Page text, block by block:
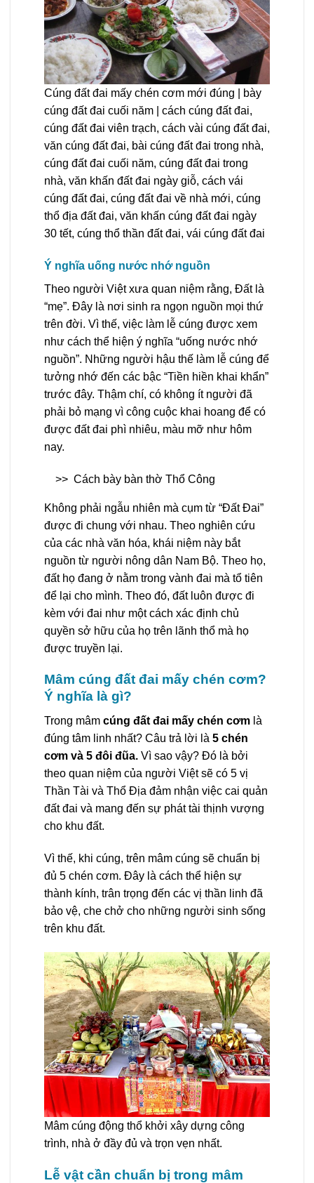
Cúng đất đai mấy chén cơm mới đúng | bày
cúng đất đai cuối năm | cách cúng đất đai,
cúng đất đai viên trạch, cách vài cúng đất đai,
văn cúng đất đai, bài cúng đất đai trong nhà,
cúng đất đai cuối năm, cúng đất đai trong
nhà, văn khấn đất đai ngày giỗ, cách vái
cúng đất đai, cúng đất đai về nhà mới, cúng
thổ địa đất đai, văn khấn cúng đất đai ngày
30 tết, cúng thổ thần đất đai, vái cúng đất đai
Ý nghĩa uống nước nhớ nguồn
Theo người Việt xưa quan niệm rằng, Đất là
“mẹ”. Đây là nơi sinh ra ngọn nguồn mọi thứ
trên đời. Vì thế, việc làm lễ cúng được xem
như cách thể hiện ý nghĩa “uống nước nhớ
nguồn”. Những người hậu thế làm lễ cúng để
tưởng nhớ đến các bậc “Tiền hiền khai khẩn”
trước đây. Thậm chí, có không ít người đã
phải bỏ mạng vì công cuộc khai hoang để có
được đất đai phì nhiêu, màu mỡ như hôm
nay.
>> Cách bày bàn thờ Thổ Công
Không phải ngẫu nhiên mà cụm từ “Đất Đai”
được đi chung với nhau. Theo nghiên cứu
của các nhà văn hóa, khái niệm này bắt
nguồn từ người nông dân Nam Bộ. Theo họ,
đất họ đang ở nằm trong vành đai mà tổ tiên
để lại cho mình. Theo đó, đất luôn được đi
kèm với đai như một cách xác định chủ
quyền sở hữu của họ trên lãnh thổ mà họ
được truyền lại.
Mâm cúng đất đai mấy chén cơm?
Ý nghĩa là gì?
Trong mâm cúng đất đai mấy chén cơm là
đúng tâm linh nhất? Câu trả lời là 5 chén
cơm và 5 đôi đũa. Vì sao vậy? Đó là bởi
theo quan niệm của người Việt sẽ có 5 vị
Thần Tài và Thổ Địa đảm nhận việc cai quản
đất đai và mang đến sự phát tài thịnh vượng
cho khu đất.
Vì thế, khi cúng, trên mâm cúng sẽ chuẩn bị
đủ 5 chén cơm. Đây là cách thể hiện sự
thành kính, trân trọng đến các vị thần linh đã
bảo vệ, che chở cho những người sinh sống
trên khu đất.
Mâm cúng động thổ khởi xây dựng công
trình, nhà ở đầy đủ và trọn vẹn nhất.
Lễ vật cần chuẩn bị trong mâm